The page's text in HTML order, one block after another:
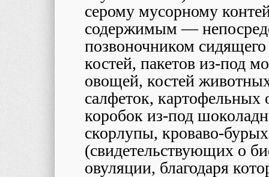
серому мусорному
содержимым —
позвоночником
костей, пакетов из-под
овощей, костей
салфеток, картофельных
коробок из-под
скорлупы, кроваво-
(свидетельствующих о
овуляции, благодаря